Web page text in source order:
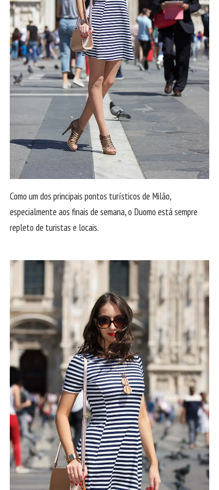
Como um dos principais pontos turísticos de Milão,
especialmente aos finais de semana, o Duomo está sempre
repleto de turistas e locais.